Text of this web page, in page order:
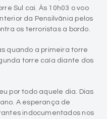
Sul cai. Às 10h03 o voo
da Pensilvânia pelos
os terroristas a bordo.
quando a primeira torre
torre caía diante dos
por todo aquele dia. Dias
A esperança de
indocumentados nos